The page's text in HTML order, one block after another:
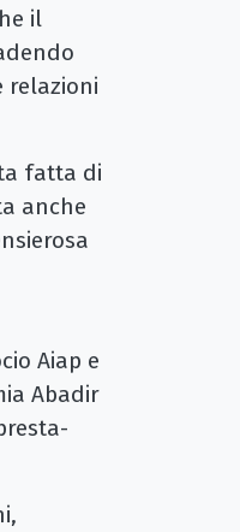
il
relazioni
fatta di
anche
Aiap e
Abadir